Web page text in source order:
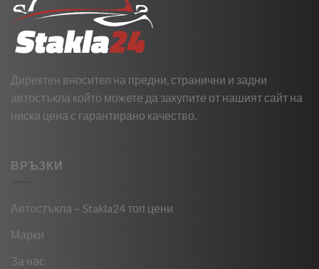
Директен вносител на предни, странични и задни
автостъкла който можете да закупите от нашият сайт на
ниска цена с гарантирано качество.
ВРЪЗКИ
Автостъкла – Stakla24 топ цени
Марки
За нас